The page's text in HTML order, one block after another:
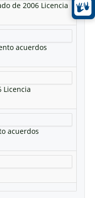
de 2006 Licencia
acuerdos
Licencia
acuerdos